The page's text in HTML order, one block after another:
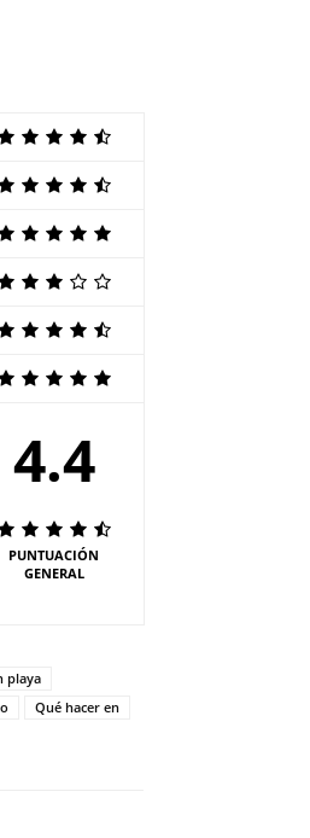
4.4
PUNTUACIÓN
GENERAL
playa
Qué hacer en